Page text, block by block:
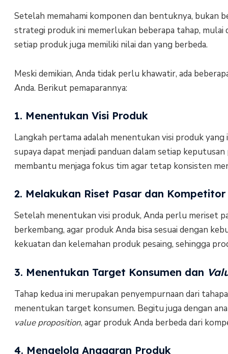
Setelah memahami komponen dan bentuknya, bukan
strategi produk ini memerlukan beberapa tahap, mulai
setiap produk juga memiliki nilai dan yang berbeda.
Meski demikian, Anda tidak perlu khawatir, ada
Anda. Berikut pemaparannya:
1. Menentukan Visi Produk
Langkah pertama adalah menentukan visi produk yang
supaya dapat menjadi panduan dalam setiap
membantu menjaga fokus tim agar tetap konsisten
2. Melakukan Riset Pasar dan Kompetitor
Setelah menentukan visi produk, Anda perlu meriset
berkembang, agar produk Anda bisa sesuai dengan
kekuatan dan kelemahan produk pesaing, sehingga
3. Menentukan Target Konsumen dan
Tahap kedua ini merupakan penyempurnaan dari
menentukan target konsumen. Begitu juga dengan
value proposition, agar produk Anda berbeda dari
4. Mengelola Anggaran Produk